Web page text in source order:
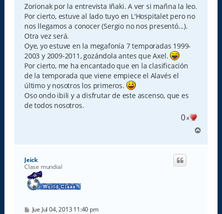
s
a
j
e
Zorionak por la entrevista Iñaki. A ver si mañna la leo.
Por cierto, estuve al lado tuyo en L'Hospitalet pero no
nos llegamos a conocer (Sergio no nos presentó...).
Otra vez será.
Oye, yo estuve en la megafonía 7 temporadas 1999-
2003 y 2009-2011, gozándola antes que Axel.
Por cierto, me ha encantado que en la clasificación
de la temporada que viene empiece el Alavés el
último y nosotros los primeros.
Oso ondo ibili y a disfrutar de este ascenso, que es
de todos nosotros.
0x
r
Jeick
Clase mundial
M
Jue Jul 04, 2013 11:40 pm